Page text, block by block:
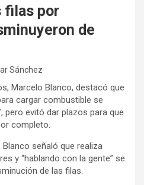
filas por
de
Sánchez
Marcelo Blanco, destacó que
cargar combustible se
pero evitó dar plazos para que
completo.
señaló que realiza
y “hablando con la gente” se
de las filas.